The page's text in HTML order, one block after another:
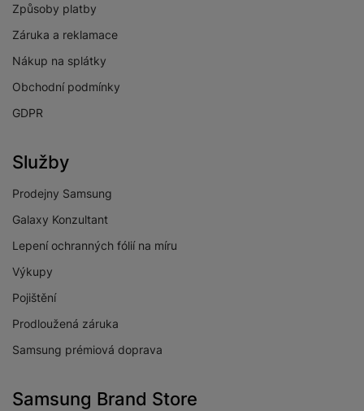
Způsoby platby
Záruka a reklamace
Nákup na splátky
Obchodní podmínky
GDPR
Služby
Prodejny Samsung
Galaxy Konzultant
Lepení ochranných fólií na míru
Výkupy
Pojištění
Prodloužená záruka
Samsung prémiová doprava
Samsung Brand Store